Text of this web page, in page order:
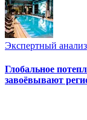
Экспертный анализ
Глобальное
завоёвывают